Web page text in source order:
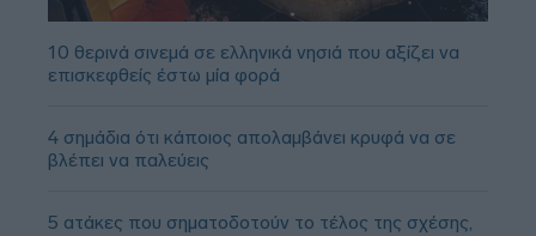
10 θερινά σινεμά σε ελληνικά νησιά που αξίζει να
επισκεφθείς έστω μία φορά
4 σημάδια ότι κάποιος απολαμβάνει κρυφά να σε
βλέπει να παλεύεις
5 ατάκες που σηματοδοτούν το τέλος της σχέσης,